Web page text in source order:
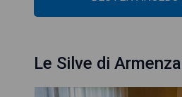
Le Silve di